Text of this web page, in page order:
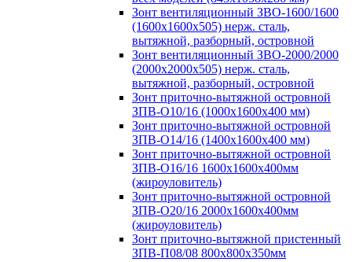
Зонт вентиляционный ЗВО-1600/1600
(1600х1600х505) нерж. сталь,
вытяжной, разборный, островной
Зонт вентиляционный ЗВО-2000/2000
(2000х2000х505) нерж. сталь,
вытяжной, разборный, островной
Зонт приточно-вытяжной островной
ЗПВ-О10/16 (1000х1600х400 мм)
Зонт приточно-вытяжной островной
ЗПВ-О14/16 (1400х1600х400 мм)
Зонт приточно-вытяжной островной
ЗПВ-О16/16 1600х1600х400мм
(жироуловитель)
Зонт приточно-вытяжной островной
ЗПВ-О20/16 2000х1600х400мм
(жироуловитель)
Зонт приточно-вытяжной пристенный
ЗПВ-П08/08 800х800х350мм